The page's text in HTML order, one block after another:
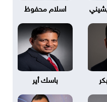
اسلام محفوظ
باسك أير